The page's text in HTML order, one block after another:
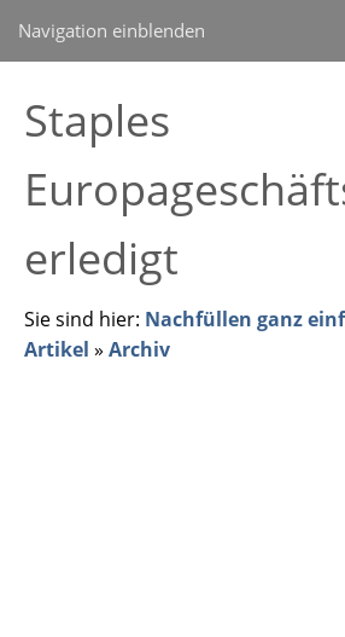
Navigation einblenden
Staples
erledigt
Sie sind hier: Nachfüllen ganz
Artikel » Archiv